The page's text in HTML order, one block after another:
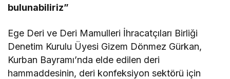
bulunabiliriz”
Ege Deri ve Deri Mamulleri İhracatçıları Birliği
Denetim Kurulu Üyesi Gizem Dönmez Gürkan,
Kurban Bayramı’nda elde edilen deri
hammaddesinin, deri konfeksiyon sektörü için